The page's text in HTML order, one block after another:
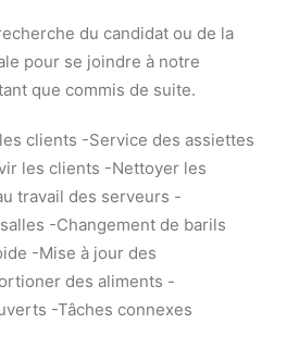
du candidat ou de la
pour se joindre à notre
que commis de suite.
clients -Service des assiettes
les clients -Nettoyer les
travail des serveurs -
-Changement de barils
-Mise à jour des
des aliments -
-Tâches connexes